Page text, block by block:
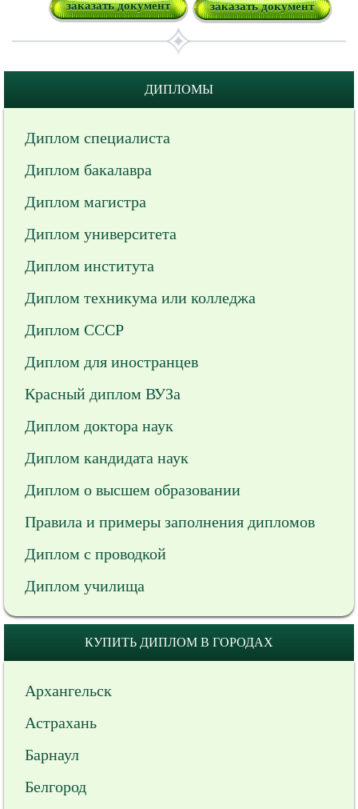
заказать документ заказать документ
ДИПЛОМЫ
Диплом специалиста
Диплом бакалавра
Диплом магистра
Диплом университета
Диплом института
Диплом техникума или колледжа
Диплом СССР
Диплом для иностранцев
Красный диплом ВУЗа
Диплом доктора наук
Диплом кандидата наук
Диплом о высшем образовании
Правила и примеры заполнения дипломов
Диплом с проводкой
Диплом училища
КУПИТЬ ДИПЛОМ В ГОРОДАХ
Архангельск
Астрахань
Барнаул
Белгород